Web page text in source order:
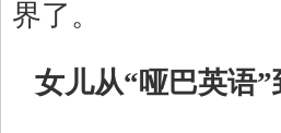
界了。
女儿从“哑巴英语